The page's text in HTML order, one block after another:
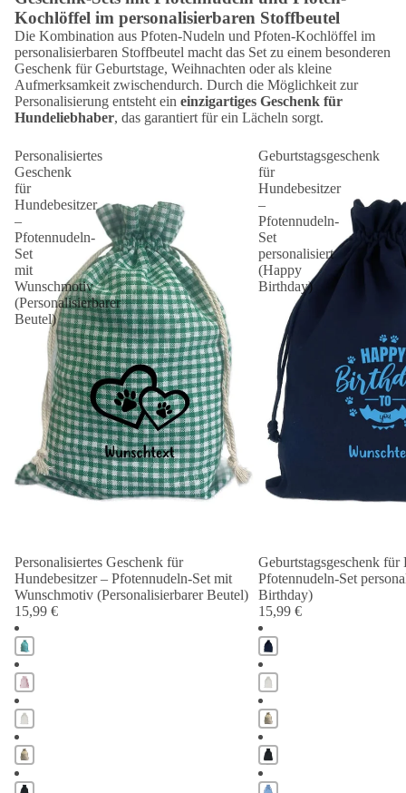
Kochlöffel im personalisierbaren Stoffbeutel
Die Kombination aus Pfoten-Nudeln und Pfoten-Kochlöffel im
personalisierbaren Stoffbeutel macht das Set zu einem besonderen
Geschenk für Geburtstage, Weihnachten oder als kleine
Aufmerksamkeit zwischendurch. Durch die Möglichkeit zur
Personalisierung entsteht ein einzigartiges Geschenk für
Hundeliebhaber, das garantiert für ein Lächeln sorgt.
Personalisiertes
Geschenk
für
Hundebesitzer
–
Pfotennudeln-
Set
mit
Wunschmotiv
(Personalisierbarer
Beutel)
Personalisiertes Geschenk für
Hundebesitzer – Pfotennudeln-Set mit
Wunschmotiv (Personalisierbarer Beutel)
15,99 €
Geburtstagsgeschenk
für
Hundebesitzer
–
Pfotennudeln-
Set
personalisiert
(Happy
Birthday)
Geburtstagsgeschenk für
Pfotennudeln-Set
Birthday)
15,99 €